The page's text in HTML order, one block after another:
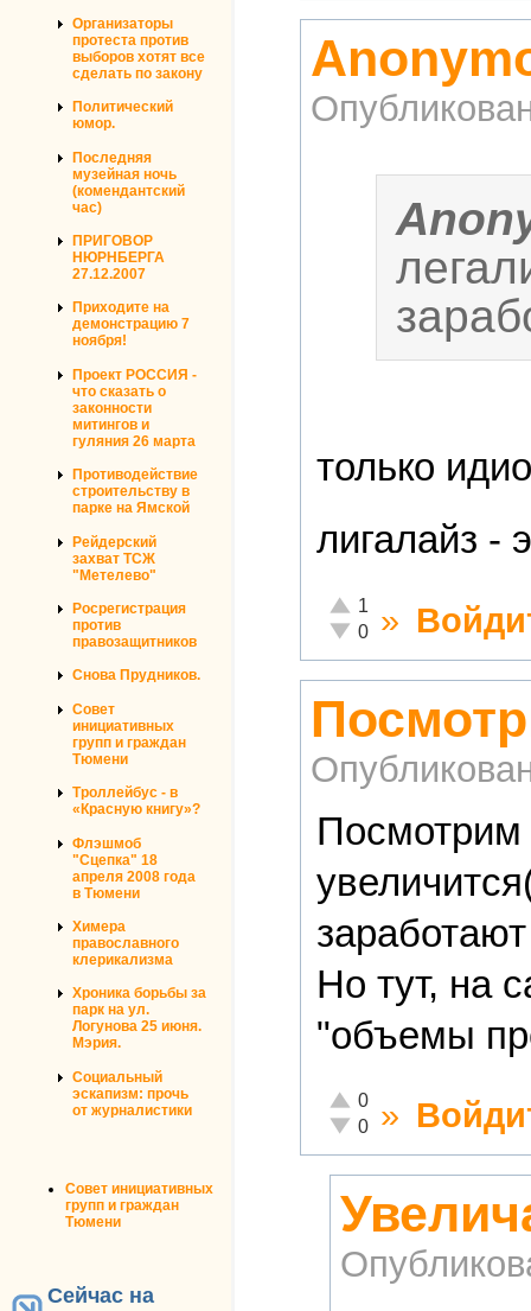
Организаторы
протеста против
выборов хотят все
сделать по закону
Политический
юмор.
Последняя
музейная ночь
(комендантский
час)
ПРИГОВОР
НЮРНБЕРГА
27.12.2007
Приходите на
демонстрацию 7
ноября!
Проект РОССИЯ -
что сказать о
законности
митингов и
гуляния 26 марта
Противодействие
строительству в
парке на Ямской
Рейдерский
захват ТСЖ
"Метелево"
Росрегистрация
против
правозащитников
Снова Прудников.
Совет
инициативных
групп и граждан
Тюмени
Троллейбус - в
«Красную книгу»?
Флэшмоб
"Сцепка" 18
апреля 2008 года
в Тюмени
Химера
православного
клерикализма
Хроника борьбы за
парк на ул.
Логунова 25 июня.
Мэрия.
Социальный
эскапизм: прочь
от журналистики
Совет инициативных
групп и граждан
Тюмени
Сейчас на
только
лигалайз -
Отлично!
1
Неадекватно!
0 »
Посмотрим
Но тут, на
"объемы
Отлично!
0
Неадекватно!
0 »